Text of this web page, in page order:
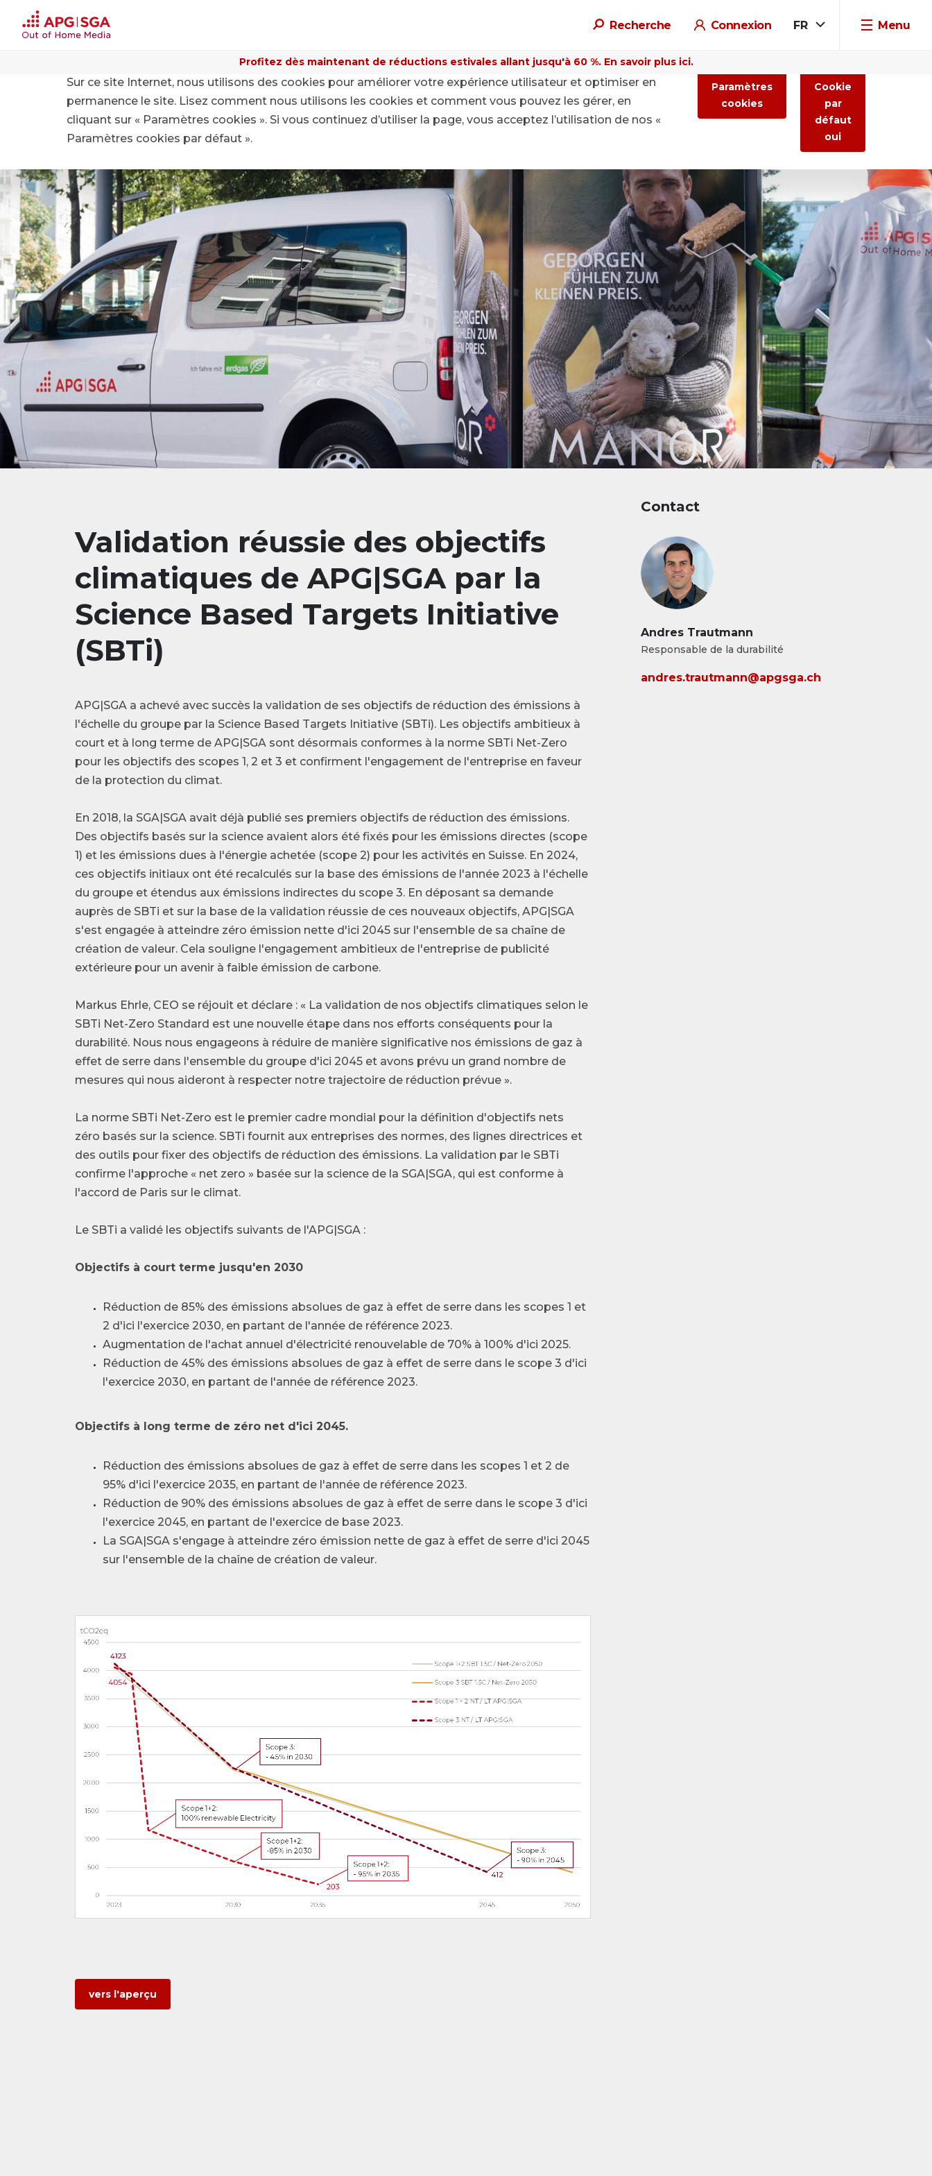
Recherche Connexion FR Menu
Profitez dès maintenant de réductions estivales allant jusqu'à 60 %. En savoir plus ici.
A propos de APG|SGA Développement durable
Validation réussie des objectifs
climatiques de APG|SGA par la
Science Based Targets Initiative
(SBTi)
APG|SGA a achevé avec succès la validation de ses objectifs de réduction des émissions à
l'échelle du groupe par la Science Based Targets Initiative (SBTi). Les objectifs ambitieux à
court et à long terme de APG|SGA sont désormais conformes à la norme SBTi Net-Zero
pour les objectifs des scopes 1, 2 et 3 et confirment l'engagement de l'entreprise en faveur
de la protection du climat.
En 2018, la SGA|SGA avait déjà publié ses premiers objectifs de réduction des émissions.
Des objectifs basés sur la science avaient alors été fixés pour les émissions directes (scope
1) et les émissions dues à l'énergie achetée (scope 2) pour les activités en Suisse. En 2024,
ces objectifs initiaux ont été recalculés sur la base des émissions de l'année 2023 à l'échelle
du groupe et étendus aux émissions indirectes du scope 3. En déposant sa demande
auprès de SBTi et sur la base de la validation réussie de ces nouveaux objectifs, APG|SGA
s'est engagée à atteindre zéro émission nette d'ici 2045 sur l'ensemble de sa chaîne de
création de valeur. Cela souligne l'engagement ambitieux de l'entreprise de publicité
extérieure pour un avenir à faible émission de carbone.
Markus Ehrle, CEO se réjouit et déclare : « La validation de nos objectifs climatiques selon le
SBTi Net-Zero Standard est une nouvelle étape dans nos efforts conséquents pour la
durabilité. Nous nous engageons à réduire de manière significative nos émissions de gaz à
effet de serre dans l'ensemble du groupe d'ici 2045 et avons prévu un grand nombre de
mesures qui nous aideront à respecter notre trajectoire de réduction prévue ».
La norme SBTi Net-Zero est le premier cadre mondial pour la définition d'objectifs nets
zéro basés sur la science. SBTi fournit aux entreprises des normes, des lignes directrices et
des outils pour fixer des objectifs de réduction des émissions. La validation par le SBTi
confirme l'approche « net zero » basée sur la science de la SGA|SGA, qui est conforme à
l'accord de Paris sur le climat.
Le SBTi a validé les objectifs suivants de l'APG|SGA :
Objectifs à court terme jusqu'en 2030
Réduction de 85% des émissions absolues de gaz à effet de serre dans les scopes 1 et
2 d'ici l'exercice 2030, en partant de l'année de référence 2023.
Augmentation de l'achat annuel d'électricité renouvelable de 70% à 100% d'ici 2025.
Réduction de 45% des émissions absolues de gaz à effet de serre dans le scope 3 d'ici
l'exercice 2030, en partant de l'année de référence 2023.
Objectifs à long terme de zéro net d'ici 2045.
Réduction des émissions absolues de gaz à effet de serre dans les scopes 1 et 2 de
95% d'ici l'exercice 2035, en partant de l'année de référence 2023.
Réduction de 90% des émissions absolues de gaz à effet de serre dans le scope 3 d'ici
l'exercice 2045, en partant de l'exercice de base 2023.
La SGA|SGA s'engage à atteindre zéro émission nette de gaz à effet de serre d'ici 2045
sur l'ensemble de la chaîne de création de valeur.
vers l'aperçu
Contact
Andres Trautmann
Responsable de la durabilité
andres.trautmann@apgsga.ch
Sur ce site Internet, nous utilisons des cookies pour améliorer votre expérience utilisateur et optimiser en
permanence le site. Lisez comment nous utilisons les cookies et comment vous pouvez les gérer, en
cliquant sur « Paramètres cookies ». Si vous continuez d’utiliser la page, vous acceptez l’utilisation de nos «
Paramètres cookies par défaut ».
Paramètres
cookies
Cookie
par
défaut
oui